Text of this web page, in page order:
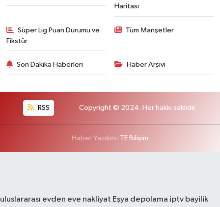
Haritası
Süper Lig Puan Durumu ve
Fikstür
Tüm Manşetler
Son Dakika Haberleri Haber Arşivi
RSS Copyright © 2024. Her hakkı saklıdır.
Haber Yazılımı: TE Bilişim
uluslararası evden eve nakliyat Eşya depolama iptv bayilik